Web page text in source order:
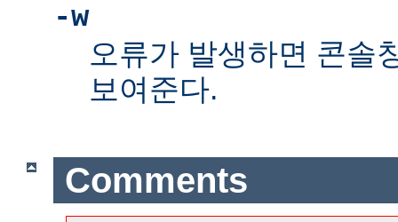
-w
오류가 발생하면 콘솔
보여준다.
Comments